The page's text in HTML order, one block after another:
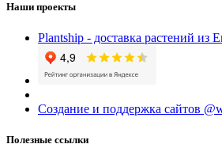
Наши проекты
Plantship - доставка растений из
Создание и поддержка сайтов
Полезные ссылки